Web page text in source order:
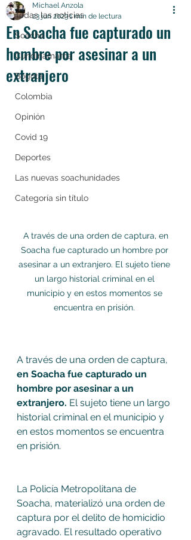
Todas las noticias
Soacha
Cundinamarca
Bogotá
Colombia
Opinión
Covid 19
Deportes
Las nuevas soachunidades
Categoría sin título
En Soacha fue capturado un
hombre por asesinar a un
extranjero
Michael Anzola
23 jun 20231 min de lectura
Soacha fue capturado un hombre por
asesinar a un extranjero. El sujeto tiene
un largo historial criminal en el
municipio y en estos momentos se
encuentra en prisión.
A través de una orden de captura,
en Soacha fue capturado un
hombre por asesinar a un
extranjero. El sujeto tiene un largo
historial criminal en el municipio y
en estos momentos se encuentra
en prisión.
La Policía Metropolitana de
Soacha, materializó una orden de
captura por el delito de homicidio
agravado. El resultado operativo